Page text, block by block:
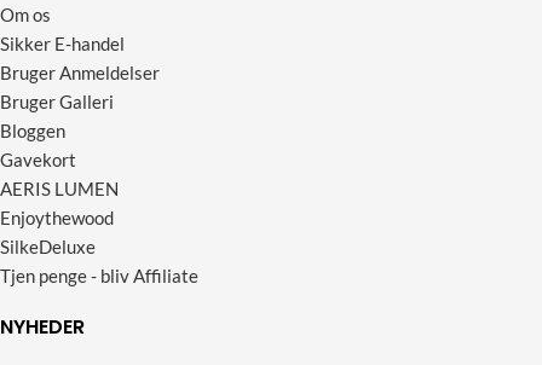
Om os
Sikker E-handel
Bruger Anmeldelser
Bruger Galleri
Bloggen
Gavekort
AERIS LUMEN
Enjoythewood
SilkeDeluxe
Tjen penge - bliv Affiliate
NYHEDER